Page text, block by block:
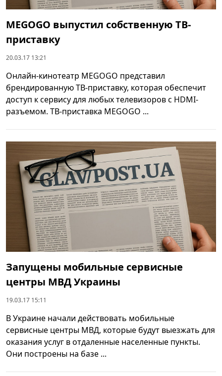
MEGOGO выпустил собственную ТВ-
приставку
20.03.17 13:21
Онлайн-кинотеатр MEGOGO представил
брендированную ТВ-приставку, которая обеспечит
доступ к сервису для любых телевизоров с HDMI-
разъемом. ТВ-приставка MEGOGO ...
Запущены мобильные сервисные
центры МВД Украины
19.03.17 15:11
В Украине начали действовать мобильные
сервисные центры МВД, которые будут выезжать для
оказания услуг в отдаленные населенные пункты.
Они построены на базе ...